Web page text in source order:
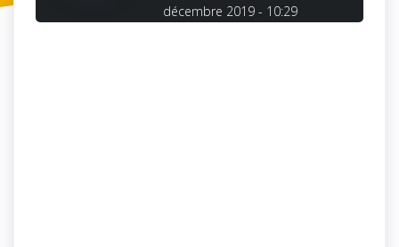
décembre 2019 - 10:29